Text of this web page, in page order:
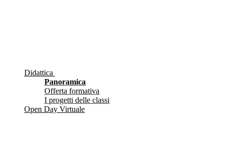
Didattica
Panoramica
Offerta formativa
I progetti delle classi
Open Day Virtuale